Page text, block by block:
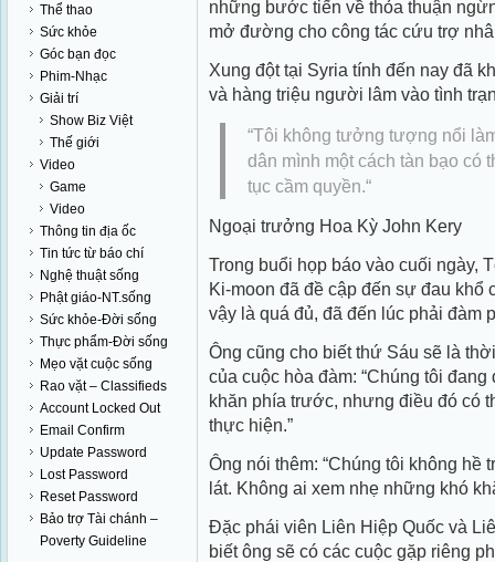
Thể thao
Sức khỏe
Góc bạn đọc
Phim-Nhạc
Giải trí
Show Biz Việt
Thế giới
Video
Game
Video
Thông tin địa ốc
Tin tức từ báo chí
Nghệ thuật sống
Phật giáo-NT.sống
Sức khỏe-Đời sống
Thực phẩm-Đời sống
Mẹo vặt cuộc sống
Rao vặt – Classifieds
Account Locked Out
Email Confirm
Update Password
Lost Password
Reset Password
Bảo trợ Tài chánh –
Poverty Guideline
những bước tiến về thỏa thuận
mở đường cho công tác cứu trợ
Xung đột tại Syria tính đến nay đã
và hàng triệu người lâm vào tình
“Tôi không tưởng tượng nổi
dân mình một cách tàn bạo có
tục cầm quyền.“
Ngoại trưởng Hoa Kỳ John Kery
Trong buổi họp báo vào cuối ngày,
Ki-moon đã đề cập đến sự đau khổ
vậy là quá đủ, đã đến lúc phải đàm
Ông cũng cho biết thứ Sáu sẽ là
của cuộc hòa đàm: “Chúng tôi
khăn phía trước, nhưng điều đó có
thực hiện.”
Ông nói thêm: “Chúng tôi không hề
lát. Không ai xem nhẹ những khó
Đặc phái viên Liên Hiệp Quốc và
biết ông sẽ có các cuộc gặp riêng